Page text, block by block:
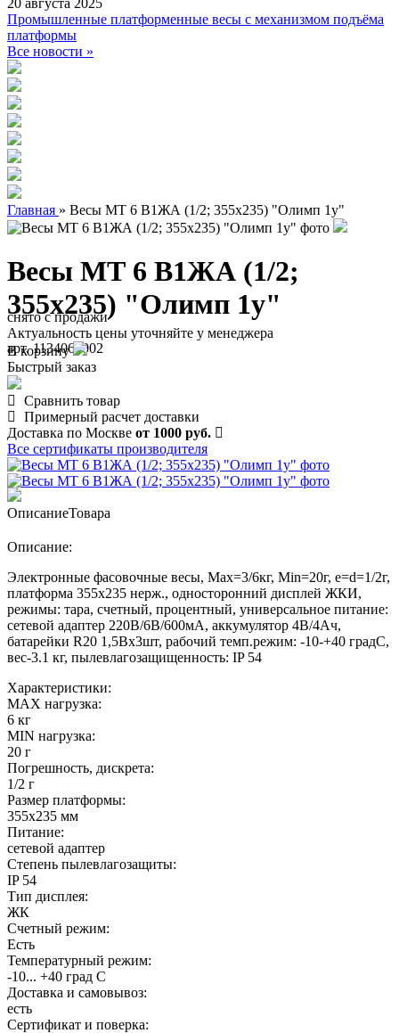
20 августа 2025
Промышленные платформенные весы с механизмом подъёма
платформы
Все новости »
Главная » Весы МТ 6 В1ЖА (1/2; 355х235) "Олимп 1у"
Весы МТ 6 В1ЖА (1/2;
355х235) "Олимп 1у"
арт. 1134060002
снято с продажи
Актуальность цены уточняйте у менеджера
В корзину
Быстрый заказ
Сравнить товар
Примерный расчет доставки
Доставка по Москве от 1000 руб.
Все сертификаты производителя
ОписаниеТовара
Описание:
Электронные фасовочные весы, Max=3/6кг, Min=20г, e=d=1/2г,
платформа 355х235 нерж., односторонний дисплей ЖКИ,
режимы: тара, счетный, процентный, универсальное питание:
сетевой адаптер 220В/6В/600мА, аккумулятор 4В/4Ач,
батарейки R20 1,5Вх3шт, рабочий темп.режим: -10-+40 градС,
вес-3.1 кг, пылевлагозащищенность: IP 54
Характеристики:
MAX нагрузка:
6 кг
MIN нагрузка:
20 г
Погрешность, дискрета:
1/2 г
Размер платформы:
355х235 мм
Питание:
сетевой адаптер
Степень пылевлагозащиты:
IP 54
Тип дисплея:
ЖК
Счетный режим:
Есть
Температурный режим:
-10... +40 град С
Доставка и самовывоз:
есть
Сертификат и поверка: